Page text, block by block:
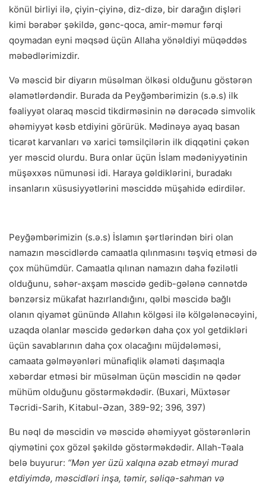
könül birliyi ilə, çiyin-çiyinə, diz-dizə, bir darağın dişləri
kimi bərabər şəkildə, gənc-qoca, amir-məmur fərqi
qoymadan eyni məqsəd üçün Allaha yönəldiyi müqəddəs
məbədlərimizdir.
Və məscid bir diyarın müsəlman ölkəsi olduğunu göstərən
əlamətlərdəndir. Burada da Peyğəmbərimizin (s.ə.s) ilk
fəaliyyət olaraq məscid tikdirməsinin nə dərəcədə simvolik
əhəmiyyət kəsb etdiyini görürük. Mədinəyə ayaq basan
ticarət karvanları və xarici təmsilçilərin ilk diqqətini çəkən
yer məscid olurdu. Bura onlar üçün İslam mədəniyyətinin
müşəxxəs nümunəsi idi. Haraya gəldiklərini, buradakı
insanların xüsusiyyətlərini məsciddə müşahidə edirdilər.
Peyğəmbərimizin (s.ə.s) İslamın şərtlərindən biri olan
namazın məscidlərdə camaatla qılınmasını təşviq etməsi də
çox mühümdür. Camaatla qılınan namazın daha fəzilətli
olduğunu, səhər-axşam məscidə gedib-gələnə cənnətdə
bənzərsiz mükafat hazırlandığını, qəlbi məscidə bağlı
olanın qiyamət günündə Allahın kölgəsi ilə kölgələnəcəyini,
uzaqda olanlar məscidə gedərkən daha çox yol getdikləri
üçün savablarının daha çox olacağını müjdələməsi,
camaata gəlməyənləri münafiqlik əlaməti daşımaqla
xəbərdar etməsi bir müsəlman üçün məscidin nə qədər
mühüm olduğunu göstərməkdədir. (Buxari, Müxtəsər
Təcridi-Sarih, Kitabul-Əzan, 389-92; 396, 397)
Bu nəql də məscidin və məscidə əhəmiyyət göstərənlərin
qiymətini çox gözəl şəkildə göstərməkdədir. Allah-Təala
belə buyurur: “Mən yer üzü xalqına əzab etməyi murad
etdiyimdə, məscidləri inşa, təmir, səliqə-sahman və